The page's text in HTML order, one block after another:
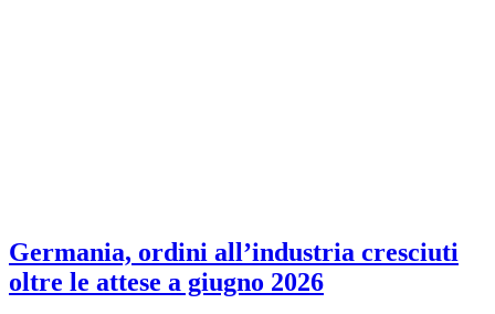
Germania, ordini all’industria cresciuti
oltre le attese a giugno 2026